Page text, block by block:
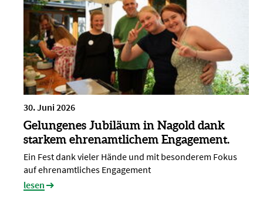
30. Juni 2026
Gelungenes Jubiläum in Nagold dank
starkem ehrenamtlichem Engagement.
Ein Fest dank vieler Hände und mit besonderem Fokus
auf ehrenamtliches Engagement
lesen